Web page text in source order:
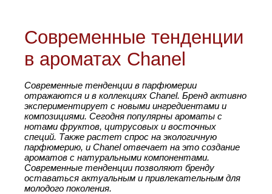
Современные тенденции
в ароматах Chanel
Современные тенденции в парфюмерии
отражаются и в коллекциях Chanel. Бренд активно
экспериментирует с новыми ингредиентами и
композициями. Сегодня популярны ароматы с
нотами фруктов, цитрусовых и восточных
специй. Также растет спрос на экологичную
парфюмерию, и Chanel отвечает на это создание
ароматов с натуральными компонентами.
Современные тенденции позволяют бренду
оставаться актуальным и привлекательным для
молодого поколения.